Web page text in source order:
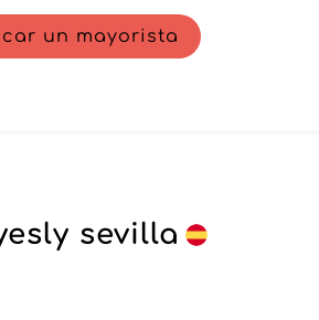
un mayorista
sevilla